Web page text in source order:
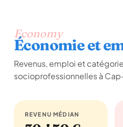
Economy
Économie et
Revenus, emploi et
socioprofessionnelles à
REVENU MÉDIAN